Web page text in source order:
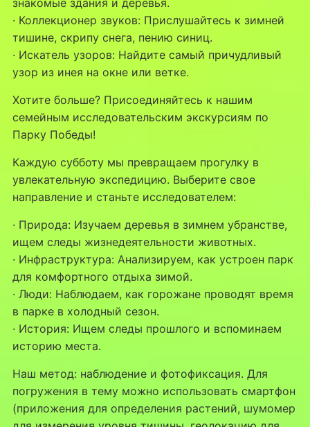
· Коллекционер звуков: Прислушайтесь к зимней
тишине, скрипу снега, пению синиц.
· Искатель узоров: Найдите самый причудливый
узор из инея на окне или ветке.
Хотите больше? Присоединяйтесь к нашим
семейным исследовательским экскурсиям по
Парку Победы!
Каждую субботу мы превращаем прогулку в
увлекательную экспедицию. Выберите свое
направление и станьте исследователем:
· Природа: Изучаем деревья в зимнем убранстве,
ищем следы жизнедеятельности животных.
· Инфраструктура: Анализируем, как устроен парк
для комфортного отдыха зимой.
· Люди: Наблюдаем, как горожане проводят время
в парке в холодный сезон.
· История: Ищем следы прошлого и вспоминаем
историю места.
Наш метод: наблюдение и фотофиксация. Для
погружения в тему можно использовать смартфон
(приложения для определения растений, шумомер